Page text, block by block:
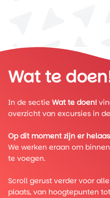
Wat te
In de sectie Wat te doen!
overzicht van excursies in
Op dit moment zijn er
We werken eraan om
te voegen.
Scroll gerust verder voor
plaats, van hoogtepunten